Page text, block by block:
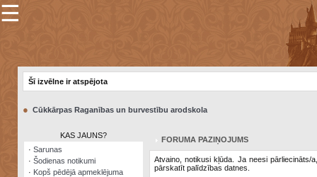
×
Šodienas
notikumi
☰
Šī izvēlne ir atspējota
● Cūkkārpas Raganības un burvestību arodskola
KAS JAUNS?
· Sarunas
· Šodienas notikumi
· Kopš pēdējā apmeklējuma
FORUMA PAZIŅOJUMS
Atvaino, notikusi kļūda. Ja neesi pārliecināts/
pārskatīt palīdzības datnes.